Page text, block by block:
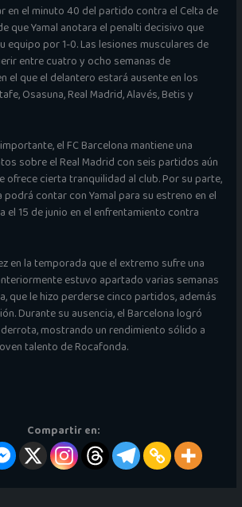
en el minuto 40 del partido contra el Celta de
que Yamal anotara el penalti decisivo que
equipo por 1-0. Las lesiones musculares de
entre cuatro y ocho semanas de
el que el delantero estará ausente en los
Osasuna, Real Madrid, Alavés, Betis y
el FC Barcelona mantiene una
sobre el Real Madrid con seis partidos aún
ofrece cierta tranquilidad al club. Por su parte,
contar con Yamal para su estreno en el
el 15 de junio en el enfrentamiento contra
en la temporada que el extremo sufre una
estuvo apartado varias semanas
que le hizo perderse cinco partidos, además
Durante su ausencia, el Barcelona logró
mostrando un rendimiento sólido a
talento de Rocafonda.
Compartir en: